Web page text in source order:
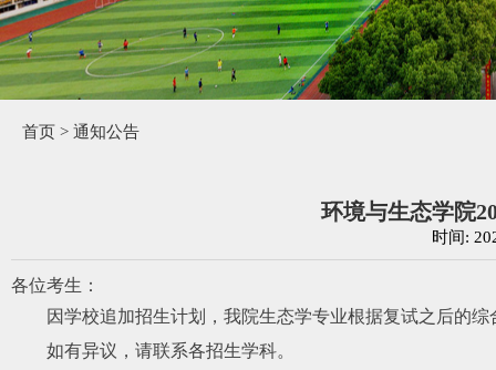
首页 > 通知公告
环境与生态学院
时间:
各位考生：
因学校追加招生计划，我院生态学专业根据复试之后的
如有异议，请联系各招生学科。